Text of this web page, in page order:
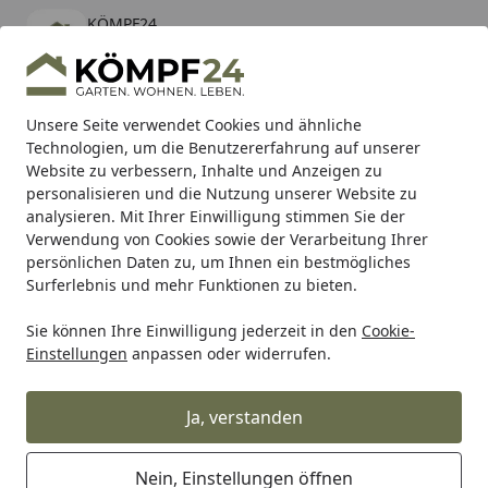
Unsere Seite verwendet Cookies und ähnliche
Technologien, um die Benutzererfahrung auf unserer
Website zu verbessern, Inhalte und Anzeigen zu
personalisieren und die Nutzung unserer Website zu
analysieren. Mit Ihrer Einwilligung stimmen Sie der
Verwendung von Cookies sowie der Verarbeitung Ihrer
persönlichen Daten zu, um Ihnen ein bestmögliches
Surferlebnis und mehr Funktionen zu bieten.
Sie können Ihre Einwilligung jederzeit in den Cookie-
Einstellungen anpassen oder widerrufen.
Ja, verstanden
Nein, Einstellungen öffnen
KÖMPF24
kostenlos - Im App Store
Hotline
Alle Produkte
Mein Konto
Suchen
Karibu Pools inkl. gratis Sandfilteranlage & Pool-
Starterset (Gesamtwert bis 468,99€)
Startseite
Auto & Zweirad Fahrradzubehör & Fahrradbedarf
Reich Klingel St. Christopherus